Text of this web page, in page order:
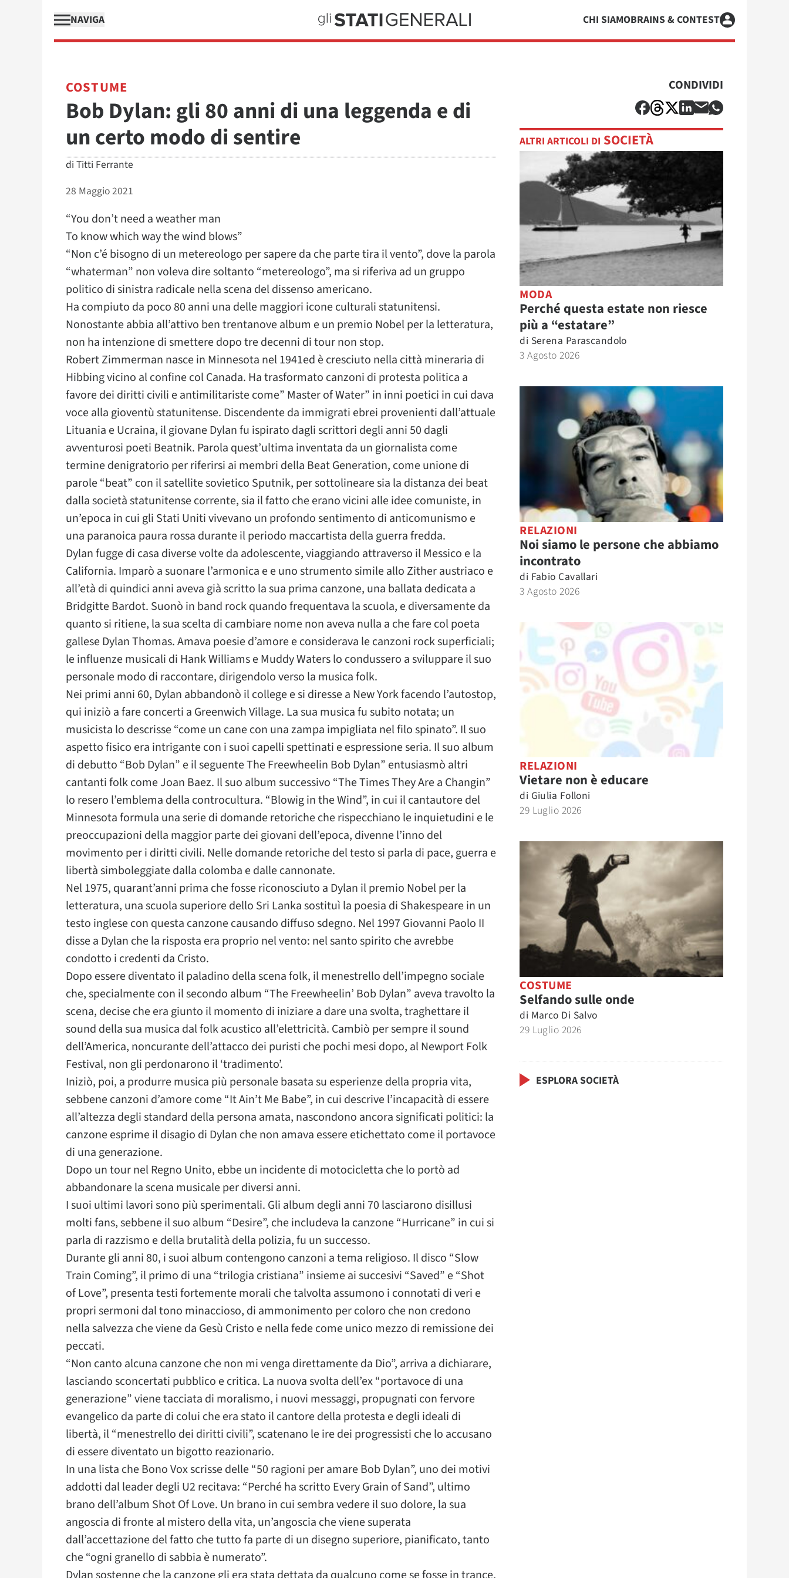
NAVIGA CHI SIAMOBRAINS & CONTEST
COSTUME
Bob Dylan: gli 80 anni di una leggenda e di
un certo modo di sentire
di Titti Ferrante
28 Maggio 2021
“You don’t need a weather man
To know which way the wind blows”
“Non c’é bisogno di un metereologo per sapere da che parte tira il vento”, dove la parola
“whaterman” non voleva dire soltanto “metereologo”, ma si riferiva ad un gruppo
politico di sinistra radicale nella scena del dissenso americano.
Ha compiuto da poco 80 anni una delle maggiori icone culturali statunitensi.
Nonostante abbia all’attivo ben trentanove album e un premio Nobel per la letteratura,
non ha intenzione di smettere dopo tre decenni di tour non stop.
Robert Zimmerman nasce in Minnesota nel 1941ed è cresciuto nella città mineraria di
Hibbing vicino al confine col Canada. Ha trasformato canzoni di protesta politica a
favore dei diritti civili e antimilitariste come” Master of Water” in inni poetici in cui dava
voce alla gioventù statunitense. Discendente da immigrati ebrei provenienti dall’attuale
Lituania e Ucraina, il giovane Dylan fu ispirato dagli scrittori degli anni 50 dagli
avventurosi poeti Beatnik. Parola quest’ultima inventata da un giornalista come
termine denigratorio per riferirsi ai membri della Beat Generation, come unione di
parole “beat” con il satellite sovietico Sputnik, per sottolineare sia la distanza dei beat
dalla società statunitense corrente, sia il fatto che erano vicini alle idee comuniste, in
un’epoca in cui gli Stati Uniti vivevano un profondo sentimento di anticomunismo e
una paranoica paura rossa durante il periodo maccartista della guerra fredda.
Dylan fugge di casa diverse volte da adolescente, viaggiando attraverso il Messico e la
California. Imparò a suonare l’armonica e e uno strumento simile allo Zither austriaco e
all’età di quindici anni aveva già scritto la sua prima canzone, una ballata dedicata a
Bridgitte Bardot. Suonò in band rock quando frequentava la scuola, e diversamente da
quanto si ritiene, la sua scelta di cambiare nome non aveva nulla a che fare col poeta
gallese Dylan Thomas. Amava poesie d’amore e considerava le canzoni rock superficiali;
le influenze musicali di Hank Williams e Muddy Waters lo condussero a sviluppare il suo
personale modo di raccontare, dirigendolo verso la musica folk.
Nei primi anni 60, Dylan abbandonò il college e si diresse a New York facendo l’autostop,
qui iniziò a fare concerti a Greenwich Village. La sua musica fu subito notata; un
musicista lo descrisse “come un cane con una zampa impigliata nel filo spinato”. Il suo
aspetto fisico era intrigante con i suoi capelli spettinati e espressione seria. Il suo album
di debutto “Bob Dylan” e il seguente The Freewheelin Bob Dylan” entusiasmò altri
cantanti folk come Joan Baez. Il suo album successivo “The Times They Are a Changin”
lo resero l’emblema della controcultura. “Blowig in the Wind”, in cui il cantautore del
Minnesota formula una serie di domande retoriche che rispecchiano le inquietudini e le
preoccupazioni della maggior parte dei giovani dell’epoca, divenne l’inno del
movimento per i diritti civili. Nelle domande retoriche del testo si parla di pace, guerra e
libertà simboleggiate dalla colomba e dalle cannonate.
Nel 1975, quarant’anni prima che fosse riconosciuto a Dylan il premio Nobel per la
letteratura, una scuola superiore dello Sri Lanka sostituì la poesia di Shakespeare in un
testo inglese con questa canzone causando diffuso sdegno. Nel 1997 Giovanni Paolo II
disse a Dylan che la risposta era proprio nel vento: nel santo spirito che avrebbe
condotto i credenti da Cristo.
Dopo essere diventato il paladino della scena folk, il menestrello dell’impegno sociale
che, specialmente con il secondo album “The Freewheelin’ Bob Dylan” aveva travolto la
scena, decise che era giunto il momento di iniziare a dare una svolta, traghettare il
sound della sua musica dal folk acustico all’elettricità. Cambiò per sempre il sound
dell’America, noncurante dell’attacco dei puristi che pochi mesi dopo, al Newport Folk
Festival, non gli perdonarono il ‘tradimento’.
Iniziò, poi, a produrre musica più personale basata su esperienze della propria vita,
sebbene canzoni d’amore come “It Ain’t Me Babe”, in cui descrive l’incapacità di essere
all’altezza degli standard della persona amata, nascondono ancora significati politici: la
canzone esprime il disagio di Dylan che non amava essere etichettato come il portavoce
di una generazione.
Dopo un tour nel Regno Unito, ebbe un incidente di motocicletta che lo portò ad
abbandonare la scena musicale per diversi anni.
I suoi ultimi lavori sono più sperimentali. Gli album degli anni 70 lasciarono disillusi
molti fans, sebbene il suo album “Desire”, che includeva la canzone “Hurricane” in cui si
parla di razzismo e della brutalità della polizia, fu un successo.
Durante gli anni 80, i suoi album contengono canzoni a tema religioso. Il disco “Slow
Train Coming”, il primo di una “trilogia cristiana” insieme ai succesivi “Saved” e “Shot
of Love”, presenta testi fortemente morali che talvolta assumono i connotati di veri e
propri sermoni dal tono minaccioso, di ammonimento per coloro che non credono
nella salvezza che viene da Gesù Cristo e nella fede come unico mezzo di remissione dei
peccati.
“Non canto alcuna canzone che non mi venga direttamente da Dio”, arriva a dichiarare,
lasciando sconcertati pubblico e critica. La nuova svolta dell’ex “portavoce di una
generazione” viene tacciata di moralismo, i nuovi messaggi, propugnati con fervore
evangelico da parte di colui che era stato il cantore della protesta e degli ideali di
libertà, il “menestrello dei diritti civili”, scatenano le ire dei progressisti che lo accusano
di essere diventato un bigotto reazionario.
In una lista che Bono Vox scrisse delle “50 ragioni per amare Bob Dylan”, uno dei motivi
addotti dal leader degli U2 recitava: “Perché ha scritto Every Grain of Sand”, ultimo
brano dell’album Shot Of Love. Un brano in cui sembra vedere il suo dolore, la sua
angoscia di fronte al mistero della vita, un’angoscia che viene superata
dall’accettazione del fatto che tutto fa parte di un disegno superiore, pianificato, tanto
che “ogni granello di sabbia è numerato”.
CONDIVIDI
ALTRI ARTICOLI DI SOCIETÀ
MODA
Perché questa estate non riesce
più a “estatare”
di Serena Parascandolo
3 Agosto 2026
RELAZIONI
Noi siamo le persone che abbiamo
incontrato
di Fabio Cavallari
3 Agosto 2026
RELAZIONI
Vietare non è educare
di Giulia Folloni
29 Luglio 2026
COSTUME
Selfando sulle onde
di Marco Di Salvo
29 Luglio 2026
ESPLORA SOCIETÀ